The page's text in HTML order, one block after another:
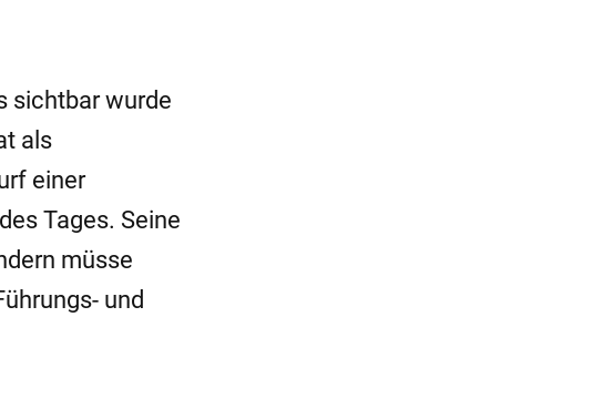
sichtbar wurde
als
einer
Tages. Seine
müsse
und